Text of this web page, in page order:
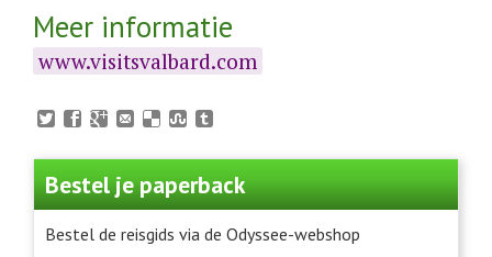
Bestel je paperback
Bestel de reisgids via de Odyssee-webshop
Meer informatie
www.visitsvalbard.com